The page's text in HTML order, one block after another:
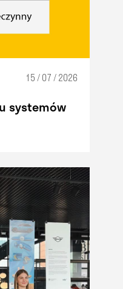
15 / 07 / 2026
systemów